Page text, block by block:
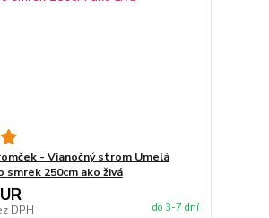
- Vianočný strom Umelá
smrek 250cm ako živá
DPH do 3-7 dní